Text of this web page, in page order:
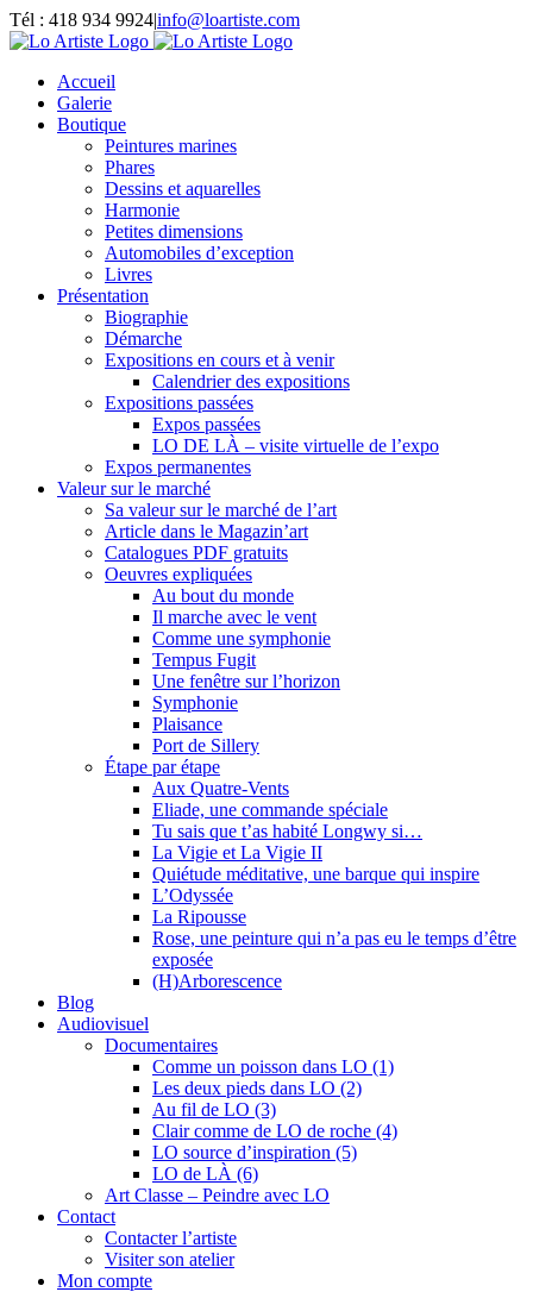
Passer
au
Tél : 418 934 9924|info@loartiste.com
Facebook
Instagram
Email
Pinterest
YouTube
Accueil
Galerie
Boutique
Peintures marines
Phares
Dessins et aquarelles
Harmonie
Petites dimensions
Automobiles d’exception
Livres
Présentation
Biographie
Démarche
Expositions en cours et à venir
Calendrier des expositions
Expositions passées
Expos passées
LO DE LÀ – visite virtuelle de l’expo
Expos permanentes
Valeur sur le marché
Sa valeur sur le marché de l’art
Article dans le Magazin’art
Catalogues PDF gratuits
Oeuvres expliquées
Au bout du monde
Il marche avec le vent
Comme une symphonie
Tempus Fugit
Une fenêtre sur l’horizon
Symphonie
Plaisance
Port de Sillery
Étape par étape
Aux Quatre-Vents
Eliade, une commande spéciale
Tu sais que t’as habité Longwy si…
La Vigie et La Vigie II
Quiétude méditative, une barque qui inspire
L’Odyssée
La Ripousse
Rose, une peinture qui n’a pas eu le temps d’être
exposée
(H)Arborescence
Blog
Audiovisuel
Documentaires
Comme un poisson dans LO (1)
Les deux pieds dans LO (2)
Au fil de LO (3)
Clair comme de LO de roche (4)
LO source d’inspiration (5)
LO de LÀ (6)
Art Classe – Peindre avec LO
Contact
Contacter l’artiste
Visiter son atelier
Mon compte